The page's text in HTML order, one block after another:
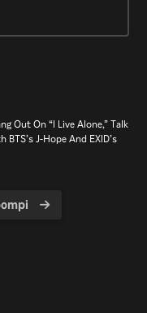
Out On “I Live Alone,” Talk
J-Hope And EXID’s